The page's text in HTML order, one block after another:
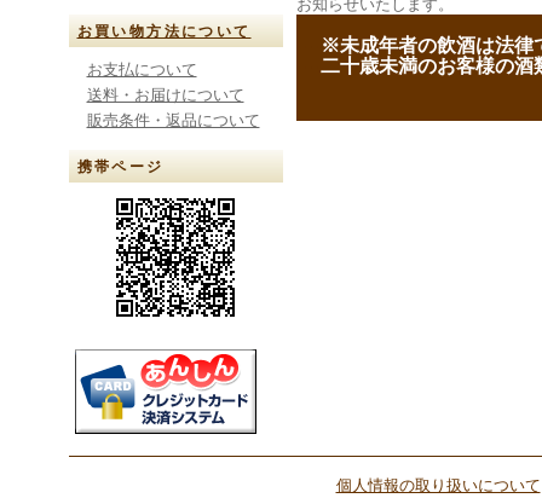
お買い物方法について
お支払について
送料・お届けについて
販売条件・返品について
携帯ページ
お知らせいたします。
※未成年者の飲酒は法律
二十歳未満のお客様の酒
個人情報の取り扱いについて